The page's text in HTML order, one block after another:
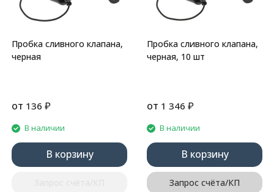
Пробка сливного клапана,
черная
от 136 ₽
В наличии
В корзину
Пробка сливного клапана,
черная, 10 шт
от 1 346 ₽
В наличии
В корзину
Запрос счёта/КП